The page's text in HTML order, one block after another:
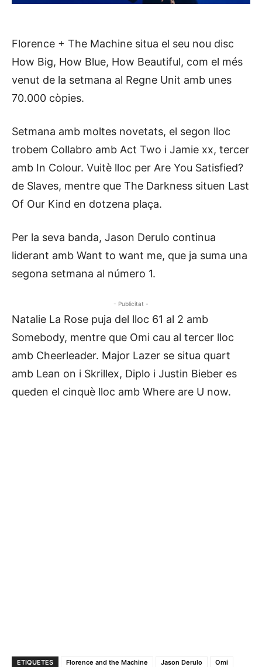
Florence + The Machine situa el seu nou disc
How Big, How Blue, How Beautiful, com el més
venut de la setmana al Regne Unit amb unes
70.000 còpies.
Setmana amb moltes novetats, el segon lloc
trobem Collabro amb Act Two i Jamie xx, tercer
amb In Colour. Vuitè lloc per Are You Satisfied?
de Slaves, mentre que The Darkness situen Last
Of Our Kind en dotzena plaça.
Per la seva banda, Jason Derulo continua
liderant amb Want to want me, que ja suma una
segona setmana al número 1.
- Publicitat -
Natalie La Rose puja del lloc 61 al 2 amb
Somebody, mentre que Omi cau al tercer lloc
amb Cheerleader. Major Lazer se situa quart
amb Lean on i Skrillex, Diplo i Justin Bieber es
queden el cinquè lloc amb Where are U now.
ETIQUETES Florence and the Machine Jason Derulo Omi